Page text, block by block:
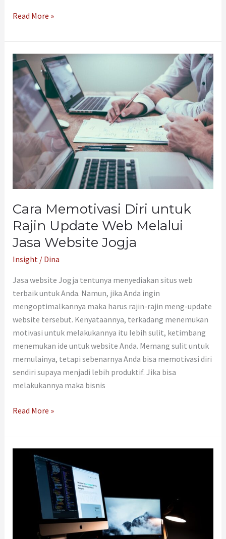
Read More »
Cara Memotivasi Diri untuk
Rajin Update Web Melalui
Jasa Website Jogja
Insight / Dina
Jasa website Jogja tentunya menyediakan situs web
terbaik untuk Anda. Namun, jika Anda ingin
mengoptimalkannya maka harus rajin-rajin meng-update
website tersebut. Kenyataannya, terkadang menemukan
motivasi untuk melakukannya itu lebih sulit, ketimbang
menemukan ide untuk website Anda. Memang sulit untuk
memulainya, tetapi sebenarnya Anda bisa memotivasi diri
sendiri supaya menjadi lebih produktif. Jika bisa
melakukannya maka bisnis
Cara
Memotivasi
Diri
untuk
Rajin
Update
Web
Melalui
Website
Jogja
Read More »
Memilih
Pembuatan
Terpercaya